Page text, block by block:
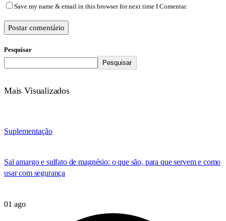
Save my name & email in this browser for next time I Comentar.
Postar comentário
Pesquisar
Pesquisar
Mais Visualizados
Suplementação
Sal amargo e sulfato de magnésio: o que são, para que servem e como
usar com segurança
01 ago